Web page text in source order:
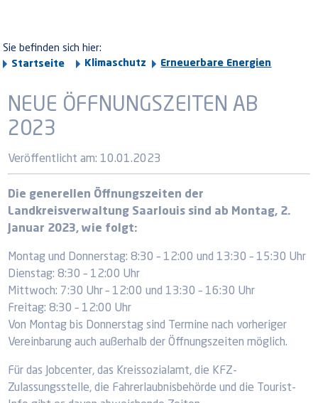
Sie befinden sich hier:
Startseite
Klimaschutz Erneuerbare Energien
NEUE ÖFFNUNGSZEITEN AB
2023
Veröffentlicht am: 10.01.2023
Die generellen Öffnungszeiten der
Landkreisverwaltung Saarlouis sind ab Montag, 2.
Januar 2023, wie folgt:
Montag und Donnerstag: 8:30 – 12:00 und 13:30 – 15:30 Uhr
Dienstag: 8:30 – 12:00 Uhr
Mittwoch: 7:30 Uhr – 12:00 und 13:30 – 16:30 Uhr
Freitag: 8:30 – 12:00 Uhr
Von Montag bis Donnerstag sind Termine nach vorheriger
Vereinbarung auch außerhalb der Öffnungszeiten möglich.
Für das Jobcenter, das Kreissozialamt, die KFZ-
Zulassungsstelle, die Fahrerlaubnisbehörde und die Tourist-